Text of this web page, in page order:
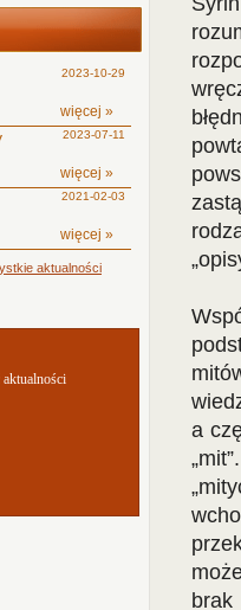
2023-10-29
więcej »
2023-07-11
więcej »
2021-02-03
więcej »
aktualności
a
brak